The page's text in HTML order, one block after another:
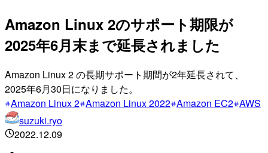
Amazon Linux 2のサポート期限が
2025年6月末まで延長されました
Amazon Linux 2 の長期サポート期間が2年延長されて、
2025年6月30日になりました。
Amazon Linux 2 Amazon Linux 2022 Amazon EC2 AWS
suzuki.ryo
2022.12.09